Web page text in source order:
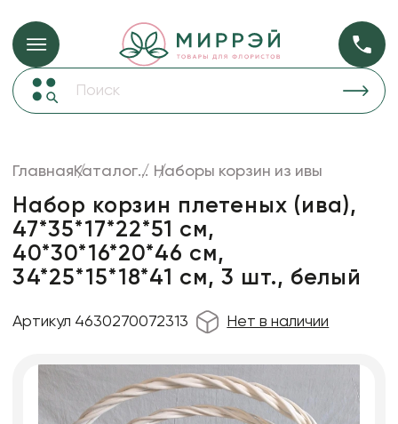
Упаковка для цветов и подарков Упаковка для
Пленка
Декор для дома
Лента
Товары для флористов
Искусственные цветы и растения
Декоративные вазы, кашпо
ГлавнаяКаталог... Наборы корзин из ивы
Набор корзин плетеных (ива),
47*35*17*22*51 см,
40*30*16*20*46 см,
34*25*15*18*41 см, 3 шт., белый
Артикул 4630270072313 Нет в наличии